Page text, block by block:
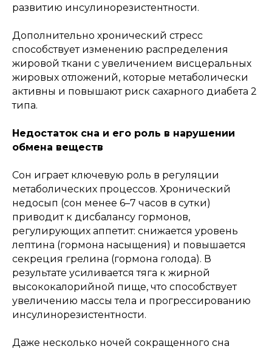
развитию инсулинорезистентности.
Дополнительно хронический стресс
способствует изменению распределения
жировой ткани с увеличением висцеральных
жировых отложений, которые метаболически
активны и повышают риск сахарного диабета 2
типа.
Недостаток сна и его роль в нарушении
обмена веществ
Сон играет ключевую роль в регуляции
метаболических процессов. Хронический
недосып (сон менее 6–7 часов в сутки)
приводит к дисбалансу гормонов,
регулирующих аппетит: снижается уровень
лептина (гормона насыщения) и повышается
секреция грелина (гормона голода). В
результате усиливается тяга к жирной
высококалорийной пище, что способствует
увеличению массы тела и прогрессированию
инсулинорезистентности.
Даже несколько ночей сокращенного сна